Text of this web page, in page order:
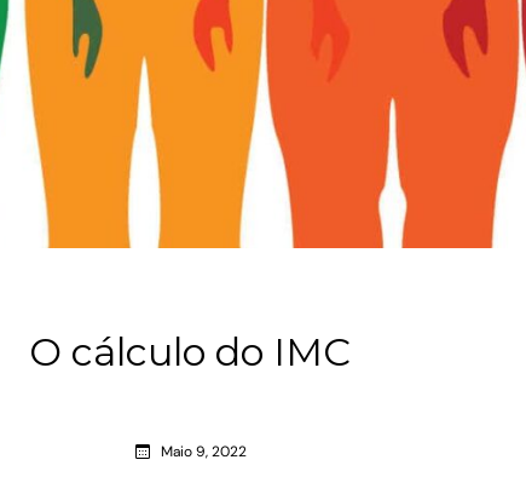
O cálculo do IMC
Maio 9, 2022